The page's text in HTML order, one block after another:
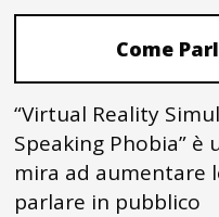
Come
“Virtual Reality
Speaking Phobia” è
mira ad aumentare
parlare in pubblico